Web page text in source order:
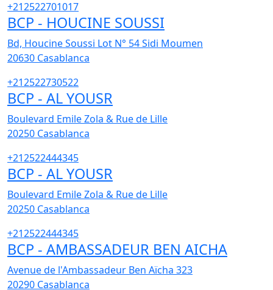
+212522701017
BCP - HOUCINE SOUSSI
Bd, Houcine Soussi Lot N° 54 Sidi Moumen
20630 Casablanca
+212522730522
BCP - AL YOUSR
Boulevard Emile Zola & Rue de Lille
20250 Casablanca
+212522444345
BCP - AL YOUSR
Boulevard Emile Zola & Rue de Lille
20250 Casablanca
+212522444345
BCP - AMBASSADEUR BEN AICHA
Avenue de l'Ambassadeur Ben Aïcha 323
20290 Casablanca